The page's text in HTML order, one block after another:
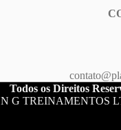
Todos os Direitos
N G TREINAMENTOS